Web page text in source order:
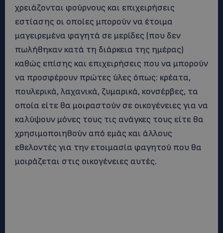
χρειάζονται φούρνους και επιχειρήσεις
εστίασης οι οποίες μπορούν να έτοιμα
μαγειρεμένα φαγητά σε μερίδες (που δεν
πωλήθηκαν κατά τη διάρκεια της ημέρας)
καθώς επίσης και επιχειρήσεις που να μπορούν
να προσφέρουν πρώτες ύλες όπως: κρέατα,
πουλερικά, λαχανικά, ζυμαρικά, κονσέρβες, τα
οποία είτε θα μοιραστούν σε οικογένειες για να
καλύψουν μόνες τους τις ανάγκες τους είτε θα
χρησιμοποιηθούν από εμάς και άλλους
εθελοντές για την ετοιμασία φαγητού που θα
μοιράζεται στις οικογένειες αυτές.